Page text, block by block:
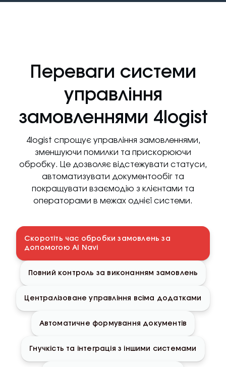
Переваги системи
управління
замовленнями 4logist
4logist спрощує управління замовленнями,
зменшуючи помилки та прискорюючи
обробку. Це дозволяє відстежувати статуси,
автоматизувати документообіг та
покращувати взаємодію з клієнтами та
операторами в межах однієї системи.
Скоротіть час обробки замовлень за
допомогою AI Navi
Повний контроль за виконанням замовлень
Централізоване управління всіма додатками
Автоматичне формування документів
Гнучкість та інтеграція з іншими системами